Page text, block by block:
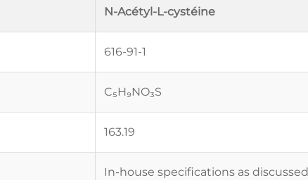
N-Acétyl-L-cystéine
616-91-1
C₅H₉NO₃S
163.19
In-house specifications as discussed